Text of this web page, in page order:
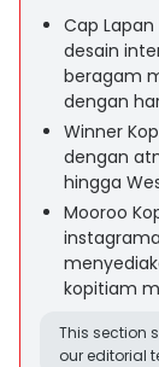
Cap
desain
beragam
dengan
Winner
dengan
hingga
Mooroo
kopitiam
This section
our editorial